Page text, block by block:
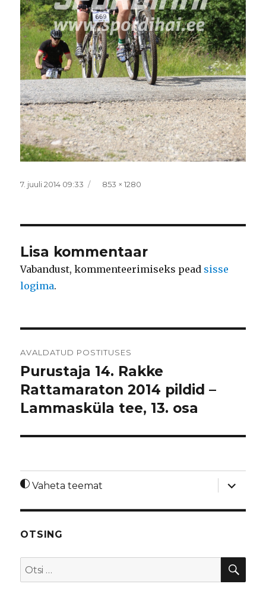
Postitatud
7. juuli 2014 09:33 Täissuurus
853 × 1280
Lisa kommentaar
Vabandust, kommenteerimiseks pead sisse
logima.
AVALDATUD POSTITUSES
Purustaja 14. Rakke
Rattamaraton 2014 pildid –
Lammasküla tee, 13. osa
Vaheta teemat
laienda
OTSING
Otsi: